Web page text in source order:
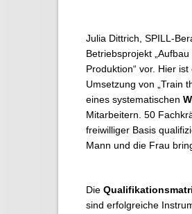
Julia Dittrich, SPILL-
Betriebsprojekt
Produktion“ vor. Hier
Umsetzung von „Train
eines systematischen
Mitarbeitern. 50
freiwilliger Basis
Mann und die Frau
Die
sind erfolgreiche